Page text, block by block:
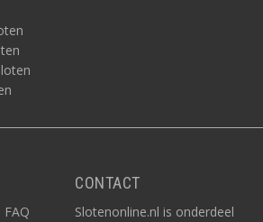
CONTACT
Slotenonline.nl is onderdeel